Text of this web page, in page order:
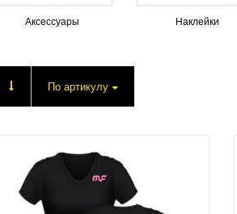
Аксессуары Наклейки
ПродукцияПо артикулу